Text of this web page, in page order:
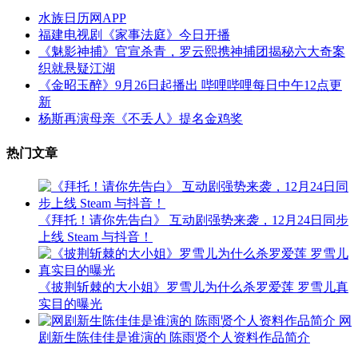
水族日历网APP
福建电视剧《家事法庭》今日开播
《魅影神捕》官宣杀青，罗云熙携神捕团揭秘六大奇案
织就悬疑江湖
《金昭玉醉》9月26日起播出 哔哩哔哩每日中午12点更
新
杨斯再演母亲《不丢人》提名金鸡奖
热门文章
《拜托！请你先告白》 互动剧强势来袭，12月24日同步
上线 Steam 与抖音！
《披荆斩棘的大小姐》罗雪儿为什么杀罗爱莲 罗雪儿真
实目的曝光
网
剧新生陈佳佳是谁演的 陈雨贤个人资料作品简介